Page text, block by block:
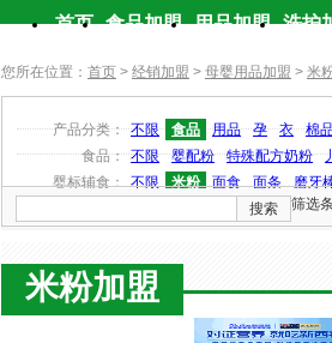
首页 食品加盟 用品加盟 洗护
您所在位置： 首页 > 经销加盟 > 母婴用品加盟 > 米
产品分类： 不限 食品 用品 孕 衣
棉
食品： 不限 婴配粉 特殊配方奶粉
婴标辅食：
不限 米粉 面食 面条
磨牙
搜索
筛选
米粉加盟